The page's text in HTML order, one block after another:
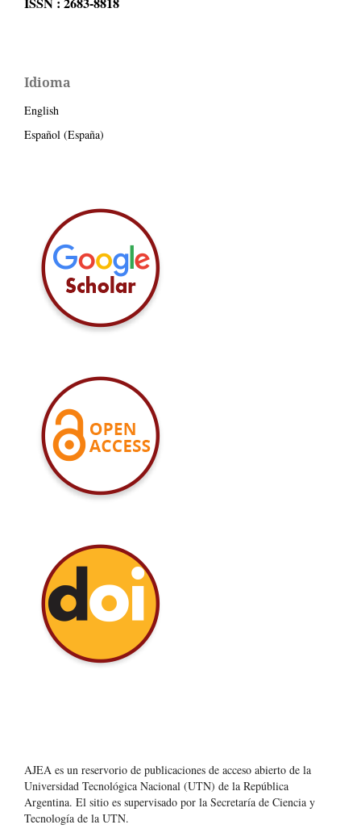
Idioma
English
Español (España)
AJEA es un reservorio de publicaciones de acceso abierto de la
Universidad Tecnológica Nacional (UTN) de la República
Argentina. El sitio es supervisado por la Secretaría de Ciencia y
Tecnología de la UTN.